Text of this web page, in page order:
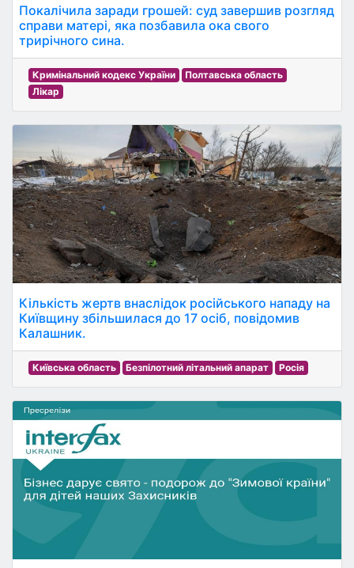
Покалічила заради грошей: суд завершив розгляд
справи матері, яка позбавила ока свого
трирічного сина.
Кримінальний кодекс України
Полтавська область
Лікар
Кількість жертв внаслідок російського нападу на
Київщину збільшилася до 17 осіб, повідомив
Калашник.
Київська область Безпілотний літальний апарат Росія